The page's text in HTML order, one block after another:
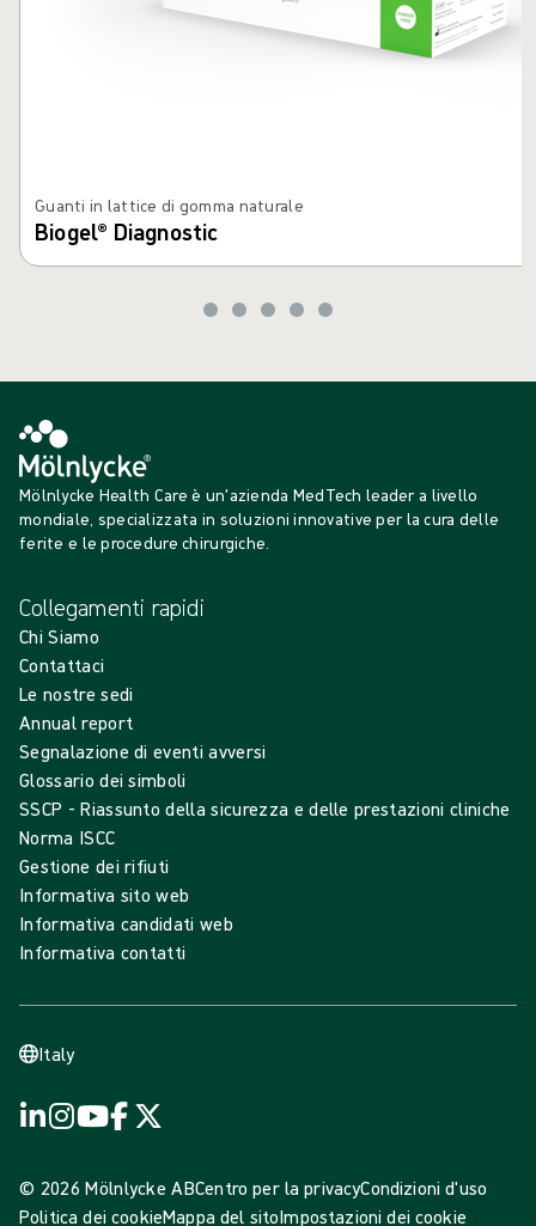
Guanti in lattice di gomma naturale
Biogel® Diagnostic
Mölnlycke Health Care è un'azienda MedTech leader a livello
mondiale, specializzata in soluzioni innovative per la cura delle
ferite e le procedure chirurgiche.
Collegamenti rapidi
Chi Siamo
Contattaci
Le nostre sedi
Annual report
Segnalazione di eventi avversi
Glossario dei simboli
SSCP - Riassunto della sicurezza e delle prestazioni cliniche
Norma ISCC
Gestione dei rifiuti
Informativa sito web
Informativa candidati web
Informativa contatti
Italy
© 2026 Mölnlycke ABCentro per la privacyCondizioni d'uso
Politica dei cookieMappa del sitoImpostazioni dei cookie